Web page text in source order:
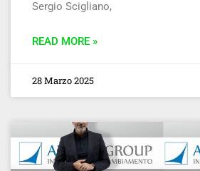
Sergio Scigliano,
READ MORE »
28 Marzo 2025